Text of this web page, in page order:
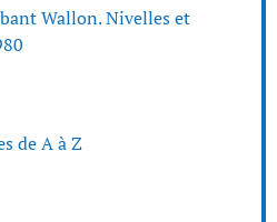
Wallon. Nivelles et
de A à Z